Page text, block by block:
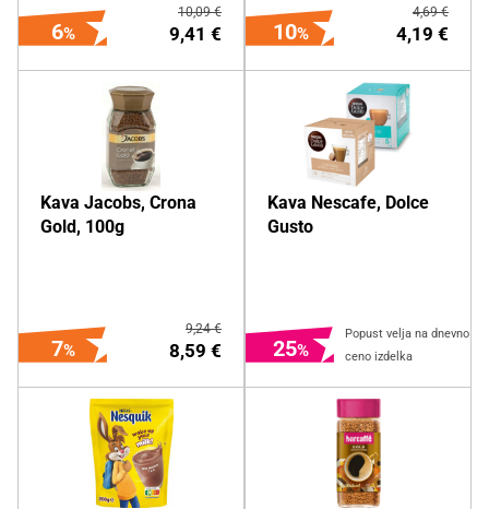
DODAJ NA NAKUPOVALNI
LISTEK
9,41 €
10,09 €
6
DODAJ NA NAKUPOVALNI
4,19 €
4,69 €
10
Kava Jacobs, Crona
Gold, 100g
8,59 €
9,24 €
7
AKTIVIRAJ IZDELEK
Kava Nescafe, Dolce
Gusto
Popust velja na dnevno
ceno izdelka
25